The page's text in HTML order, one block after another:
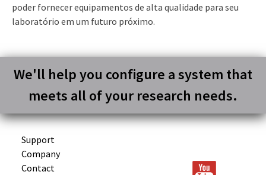
poder fornecer equipamentos de alta qualidade para seu
laboratório em um futuro próximo.
We'll help you configure a system that
meets all of your research needs.
Support
Company
Contact